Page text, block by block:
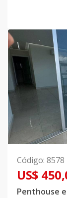
Código: 8578
US$
Penthouse